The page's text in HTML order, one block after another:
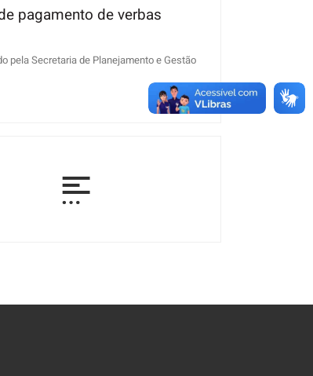
pagamento de verbas
pela Secretaria de Planejamento e Gestão